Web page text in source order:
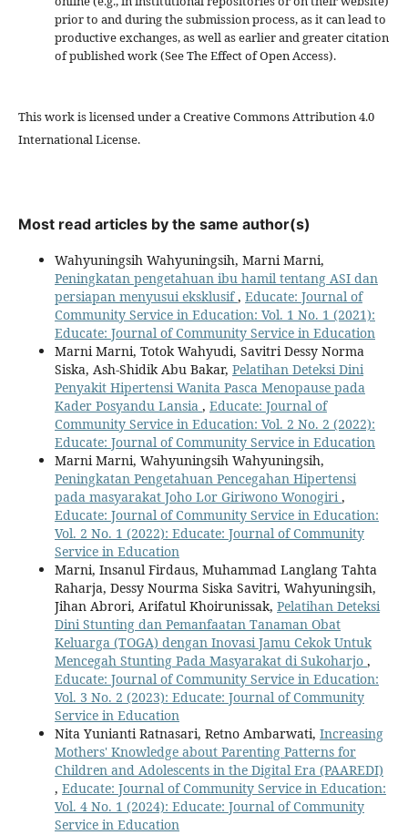
prior to and during the submission process, as it can lead to
productive exchanges, as well as earlier and greater citation
of published work (See The Effect of Open Access).
This work is licensed under a Creative Commons Attribution 4.0
International License.
Most read articles by the same author(s)
Wahyuningsih Wahyuningsih, Marni Marni,
Peningkatan pengetahuan ibu hamil tentang ASI dan
persiapan menyusui eksklusif, Educate: Journal of
Community Service in Education: Vol. 1 No. 1 (2021):
Educate: Journal of Community Service in Education
Marni Marni, Totok Wahyudi, Savitri Dessy Norma
Siska, Ash-Shidik Abu Bakar, Pelatihan Deteksi Dini
Penyakit Hipertensi Wanita Pasca Menopause pada
Kader Posyandu Lansia , Educate: Journal of
Community Service in Education: Vol. 2 No. 2 (2022):
Educate: Journal of Community Service in Education
Marni Marni, Wahyuningsih Wahyuningsih,
Peningkatan Pengetahuan Pencegahan Hipertensi
pada masyarakat Joho Lor Giriwono Wonogiri,
Educate: Journal of Community Service in Education:
Vol. 2 No. 1 (2022): Educate: Journal of Community
Service in Education
Marni, Insanul Firdaus, Muhammad Langlang Tahta
Raharja, Dessy Nourma Siska Savitri, Wahyuningsih,
Jihan Abrori, Arifatul Khoirunissak, Pelatihan Deteksi
Dini Stunting dan Pemanfaatan Tanaman Obat
Keluarga (TOGA) dengan Inovasi Jamu Cekok Untuk
Mencegah Stunting Pada Masyarakat di Sukoharjo ,
Educate: Journal of Community Service in Education:
Vol. 3 No. 2 (2023): Educate: Journal of Community
Service in Education
Nita Yunianti Ratnasari, Retno Ambarwati, Increasing
Mothers' Knowledge about Parenting Patterns for
Children and Adolescents in the Digital Era (PAAREDI)
, Educate: Journal of Community Service in Education:
Vol. 4 No. 1 (2024): Educate: Journal of Community
Service in Education